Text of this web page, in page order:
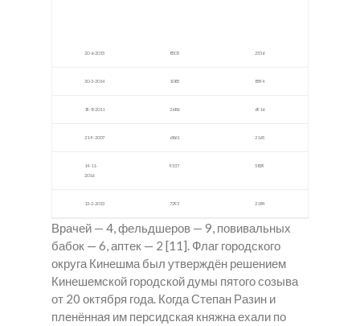
20-6-2015 8505 2536
30-3-2014 1083 8594
19-8-2011 2686 6916
21-9-2007 6861 2165
14-11-
2016
9537 5829
13-2-2013 7293 2184
Врачей — 4, фельдшеров — 9, повивальных
бабок — 6, аптек — 2 [11]. Флаг городского
округа Кинешма был утверждён решением
Кинешемской городской думы пятого созыва
от 20 октября года. Когда Степан Разин и
пленённая им персидская княжна ехали по